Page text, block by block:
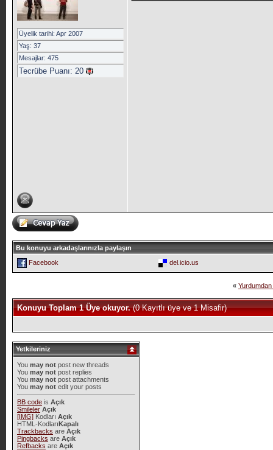
Üyelik tarihi: Apr 2007
Yaş: 37
Mesajlar: 475
Tecrübe Puanı: 20
Bu konuyu arkadaşlarınızla paylaşın
Facebook
del.icio.us
«
Konuyu Toplam 1 Üye okuyor.(0 Kayıtlı üye ve 1 Misafir)
Yetkileriniz
You may notpost new threads
You may notpost replies
You may notpost attachments
You may notedit your posts
BB codeis Açık
Smileler Açık
[IMG]Kodları Açık
HTML-KodlarıKapalı
Trackbacks are Açık
Pingbacks are Açık
Refbacks are Açık